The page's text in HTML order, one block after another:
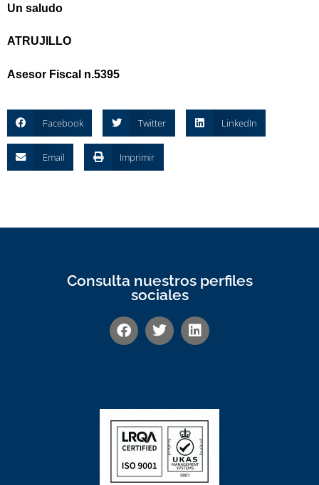
Un saludo
ATRUJILLO
Asesor Fiscal n.5395
Facebook Twitter LinkedIn
Email Imprimir
Consulta nuestros perfiles
sociales